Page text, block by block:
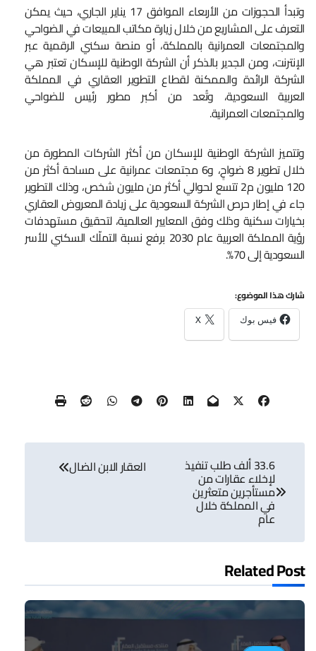
وتبدأ الحجوزات من الأربعاء الموافق 17 يناير الجاري، حيث يمكن
التعرف على المشاريع من خلال زيارة مكاتب المبيعات في الضواحي
والمجتمعات العمرانية بالمملكة، أو منصة سكني الرقمية عبر
الإنترنت، ومن الجدير بالذكر أن الشركة الوطنية للإسكان تعتبر هي
الشركة الرائدة والممكنة لقطاع التطوير العقاري في المملكة
العربية السعودية، وتُعد من أكبر مطور رئيس للضواحي
والمجتمعات العمرانية.
وتتميز الشركة الوطنية للإسكان من أكثر الشركات المطورة من
خلال تطوير 8 ضواحٍ، و6 مجتمعات عمرانية على مساحة أكثر من
120 مليون م2 تتسع لحوالي أكثر من مليون شخص، وذلك التطوير
جاء في إطار حرص الشركة السعودية على زيادة المعروض العقاري
بخيارات سكنية وذلك وفق المعايير العالمية، لتحقيق مستهدفات
رؤية المملكة العربية عام 2030 برفع نسبة التملّك السكني للأسر
السعودية إلى 70%.
شارك هذا الموضوع:
فيس بوك X
تصفّح
المقالات33.6 ألف طلب تنفيذ
لإخلاء عقارات من
مستأجرين متعثرين
في المملكة خلال
عام
العقار الابن الضال
Related Post